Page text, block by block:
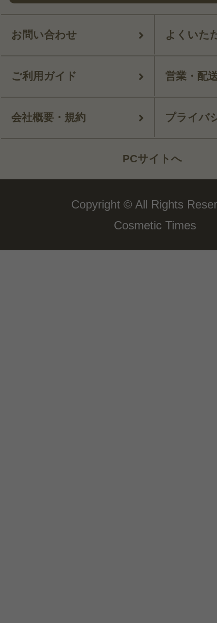
お問い合わせ よくいた
ご利用ガイド 営業・配
会社概要・規約 プライバ
PCサイトへ
Copyright © All Rights
Cosmetic Times